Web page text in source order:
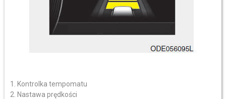
Kontrolka tempomatu
Nastawa prędkości